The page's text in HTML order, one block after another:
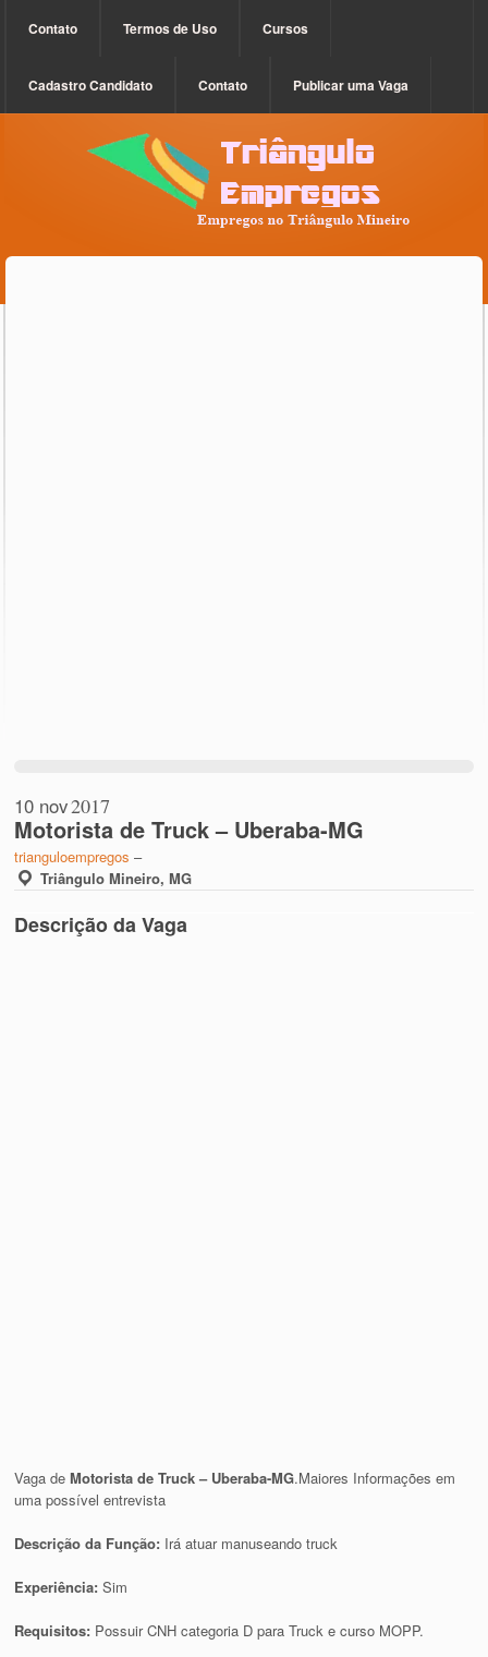
Contato Termos de Uso Cursos
Cadastro Candidato Contato Publicar uma Vaga
10 nov2017
Motorista de Truck – Uberaba-MG
trianguloempregos –
Triângulo Mineiro, MG
Descrição da Vaga
Vaga deMotorista de Truck – Uberaba-MG.Maiores Informações em
uma possível entrevista
Descrição da Função: Irá atuar manuseando truck
Experiência:Sim
Requisitos: Possuir CNH categoria D para Truck e curso MOPP.